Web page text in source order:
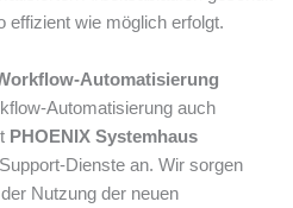
effizient wie möglich erfolgt.
Automatisierung
Automatisierung auch
PHOENIX Systemhaus
Dienste an. Wir sorgen
Nutzung der neuen